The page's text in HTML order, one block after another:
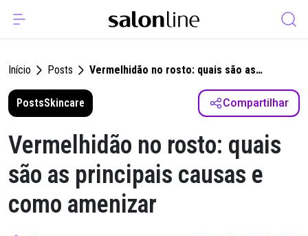
Início Posts
Vermelhidão no rosto: quais são as
principais causas e como amenizar
PostsSkincare Compartilhar
Vermelhidão no rosto: quais
são as principais causas e
como amenizar